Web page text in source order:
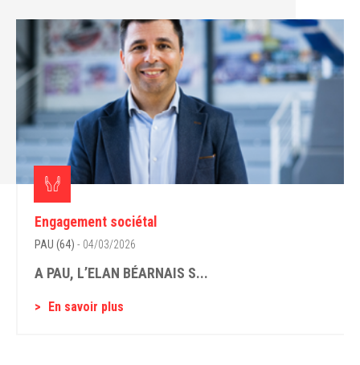
Engagement sociétal
PAU (64) - 04/03/2026
A PAU, L’ELAN BÉARNAIS S...
En savoir plus